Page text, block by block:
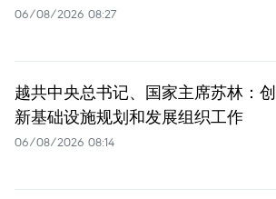
06/08/2026 08:27
越共中央总书记、国家主席苏林：创
新基础设施规划和发展组织工作
06/08/2026 08:14